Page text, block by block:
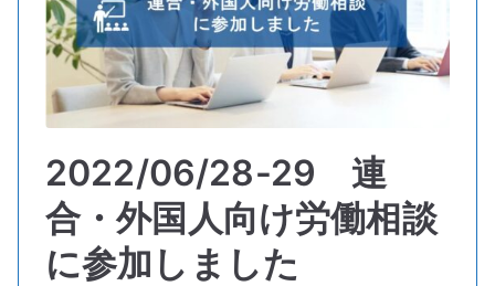
へ
の
2022/06/28-29 連
合・外国人向け労働相談
に参加しました